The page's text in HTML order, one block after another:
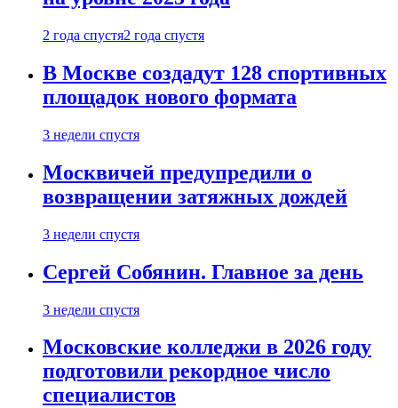
2 года спустя2 года спустя
В Москве создадут 128 спортивных
площадок нового формата
3 недели спустя
Москвичей предупредили о
возвращении затяжных дождей
3 недели спустя
Сергей Собянин. Главное за день
3 недели спустя
Московские колледжи в 2026 году
подготовили рекордное число
специалистов